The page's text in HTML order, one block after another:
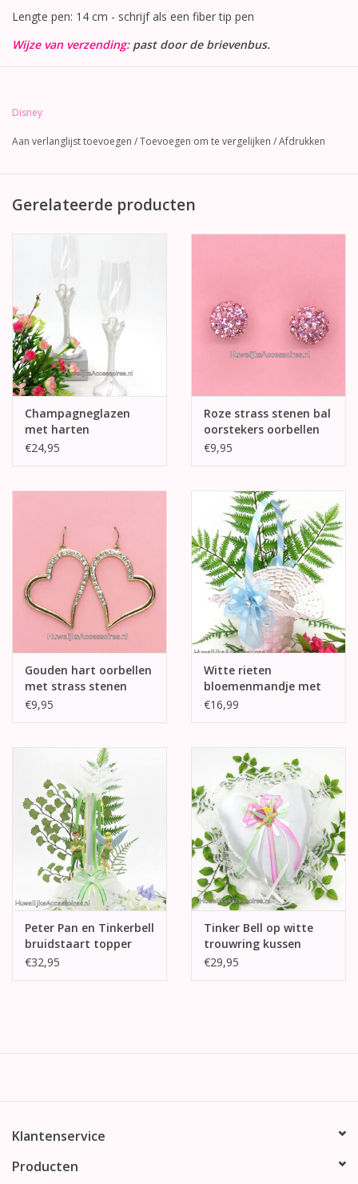
Lengte pen: 14 cm - schrijf als een fiber tip pen
Wijze van verzending:past door de brievenbus.
Disney
Aan verlanglijst toevoegen /Toevoegen om te vergelijken /Afdrukken
Gerelateerde producten
Champagneglazen
met harten
€24,95
Roze strass stenen bal
oorstekers oorbellen
€9,95
Gouden hart oorbellen
met strass stenen
€9,95
Witte rieten
bloemenmandje met
licht blauw versiering
€16,99
Peter Pan en Tinkerbell
bruidstaart topper
€32,95
Tinker Bell op witte
trouwring kussen
€29,95
Klantenservice
Producten